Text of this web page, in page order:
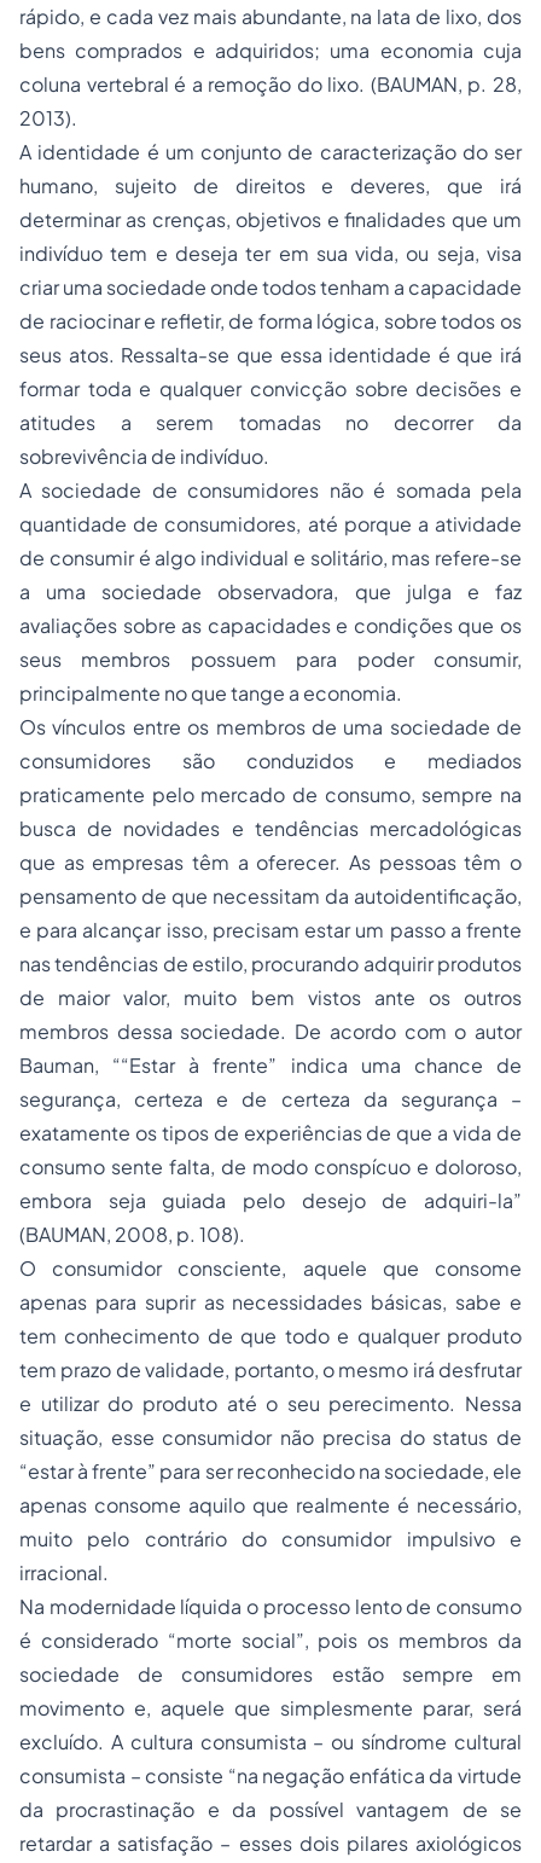
rápido, e cada vez mais abundante, na lata de lixo, dos
bens comprados e adquiridos; uma economia cuja
coluna vertebral é a remoção do lixo. (BAUMAN, p. 28,
2013).
A identidade é um conjunto de caracterização do ser
humano, sujeito de direitos e deveres, que irá
determinar as crenças, objetivos e finalidades que um
indivíduo tem e deseja ter em sua vida, ou seja, visa
criar uma sociedade onde todos tenham a capacidade
de raciocinar e refletir, de forma lógica, sobre todos os
seus atos. Ressalta-se que essa identidade é que irá
formar toda e qualquer convicção sobre decisões e
atitudes a serem tomadas no decorrer da
sobrevivência de indivíduo.
A sociedade de consumidores não é somada pela
quantidade de consumidores, até porque a atividade
de consumir é algo individual e solitário, mas refere-se
a uma sociedade observadora, que julga e faz
avaliações sobre as capacidades e condições que os
seus membros possuem para poder consumir,
principalmente no que tange a economia.
Os vínculos entre os membros de uma sociedade de
consumidores são conduzidos e mediados
praticamente pelo mercado de consumo, sempre na
busca de novidades e tendências mercadológicas
que as empresas têm a oferecer. As pessoas têm o
pensamento de que necessitam da autoidentificação,
e para alcançar isso, precisam estar um passo a frente
nas tendências de estilo, procurando adquirir produtos
de maior valor, muito bem vistos ante os outros
membros dessa sociedade. De acordo com o autor
Bauman, ““Estar à frente” indica uma chance de
segurança, certeza e de certeza da segurança –
exatamente os tipos de experiências de que a vida de
consumo sente falta, de modo conspícuo e doloroso,
embora seja guiada pelo desejo de adquiri-la”
(BAUMAN, 2008, p. 108).
O consumidor consciente, aquele que consome
apenas para suprir as necessidades básicas, sabe e
tem conhecimento de que todo e qualquer produto
tem prazo de validade, portanto, o mesmo irá desfrutar
e utilizar do produto até o seu perecimento. Nessa
situação, esse consumidor não precisa do status de
“estar à frente” para ser reconhecido na sociedade, ele
apenas consome aquilo que realmente é necessário,
muito pelo contrário do consumidor impulsivo e
irracional.
Na modernidade líquida o processolento de consumo
é considerado “morte social”, pois os membros da
sociedade de consumidores estão sempre em
movimento e, aquele que simplesmente parar, será
excluído. A cultura consumista – ou síndrome cultural
consumista – consiste “na negação enfática da virtude
da procrastinação e da possível vantagem de se
retardar a satisfação – esses dois pilares axiológicos